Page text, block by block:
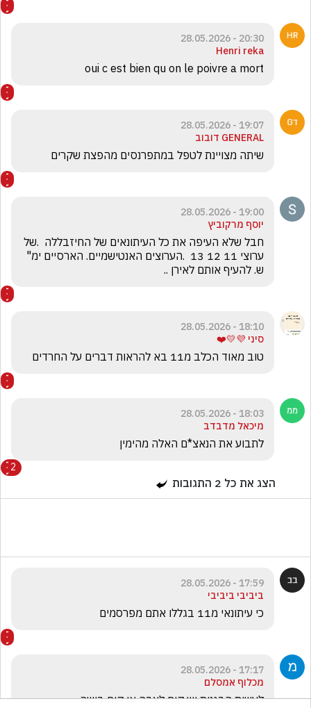
20:30 - 28.05.2026
Henri reka
oui c est bien qu on le poivre a mort
19:07 - 28.05.2026
GENERAL דובוב
שיתה מצויינת לטפל במתפרנסים מהפצת שקרים
19:00 - 28.05.2026
יוסף מרקוביץ
ש. להעיף אותם לאירן ..
18:10 - 28.05.2026
סיני 💜💛❤️
טוב מאוד הכלב מ11 בא להראות דברים על החרדים
18:03 - 28.05.2026
מיכאל מדבדב
לתבוע את הנאצ*ם האלה מהימין
2
הצג את כל 2 התגובות
17:59 - 28.05.2026
ביביבי ביביבי
כי עיתונאי מ11 בגללו אתם מפרסמים
17:17 - 28.05.2026
מכלוף אמסלם
לעשות הבגנות יש קוח לצבה אן קוח בושה